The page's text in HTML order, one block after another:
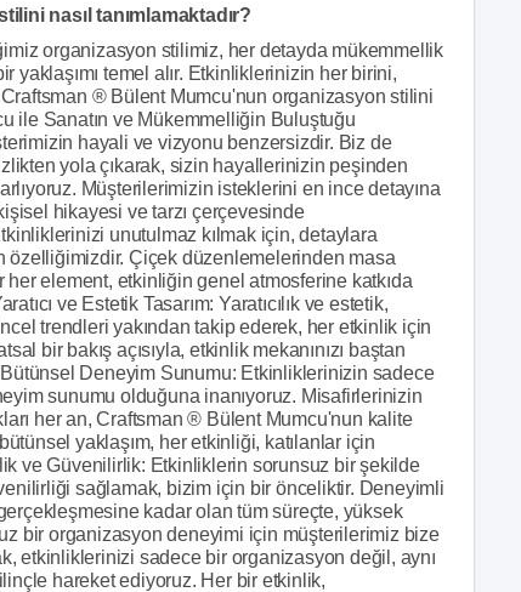
nasıl tanımlamaktadır?
organizasyon stilimiz, her detayda mükemmellik
yaklaşımı temel alır. Etkinliklerinizin her birini,
® Bülent Mumcu'nun organizasyon stilini
ile Sanatın ve Mükemmelliğin Buluştuğu
hayali ve vizyonu benzersizdir. Biz de
yola çıkarak, sizin hayallerinizin peşinden
Müşterilerimizin isteklerini en ince detayına
hikayesi ve tarzı çerçevesinde
unutulmaz kılmak için, detaylara
Çiçek düzenlemelerinden masa
her element, etkinliğin genel atmosferine katkıda
ve Estetik Tasarım: Yaratıcılık ve estetik,
trendleri yakından takip ederek, her etkinlik için
bir bakış açısıyla, etkinlik mekanınızı baştan
Deneyim Sunumu: Etkinliklerinizin sadece
sunumu olduğuna inanıyoruz. Misafirlerinizin
her an, Craftsman ® Bülent Mumcu'nun kalite
yaklaşım, her etkinliği, katılanlar için
ve Güvenilirlik: Etkinliklerin sorunsuz bir şekilde
sağlamak, bizim için bir önceliktir. Deneyimli
kadar olan tüm süreçte, yüksek
bir organizasyon deneyimi için müşterilerimiz bize
etkinliklerinizi sadece bir organizasyon değil, aynı
hareket ediyoruz. Her bir etkinlik,